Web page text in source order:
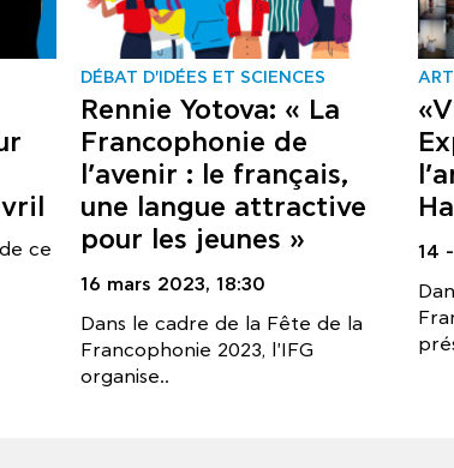
ce
DÉBAT D'IDÉES ET SCIENCES
Rennie Yotova: « La
Francophonie de
l’avenir : le français,
une langue attractive
pour les jeunes »
16 mars 2023, 18:30
Dans le cadre de la Fête de la
Francophonie 2023, l'IFG
organise..
14